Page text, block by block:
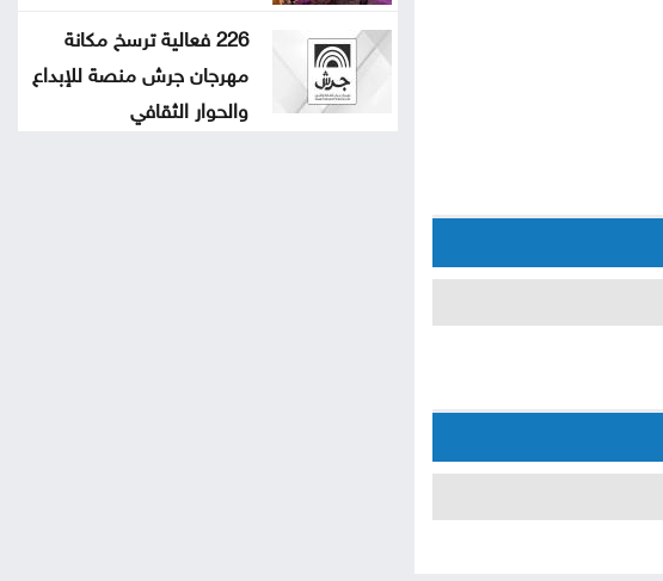
226 فعالية ترسخ مكانة
مهرجان جرش منصة للإبداع
والحوار الثقافي